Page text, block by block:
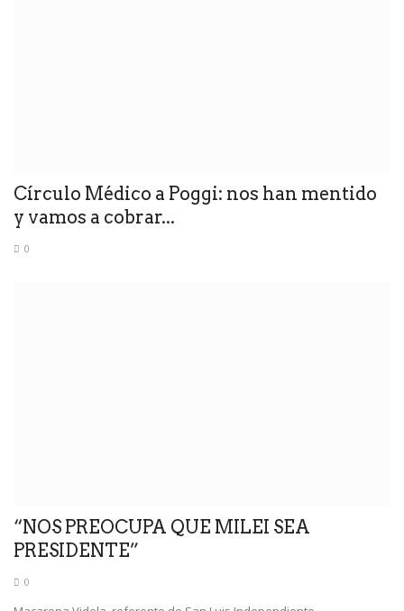
Círculo Médico a Poggi: nos han mentido
y vamos a cobrar...
0
“NOS PREOCUPA QUE MILEI SEA
PRESIDENTE”
0